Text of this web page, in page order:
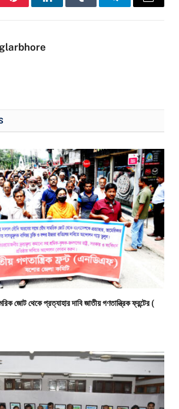
PinterestLinkedInTumblr TelegramEmail
জোট থেকে প্রত্যাহার দাবি জাতীয় গণতান্ত্রিক ফ্রন্টের (